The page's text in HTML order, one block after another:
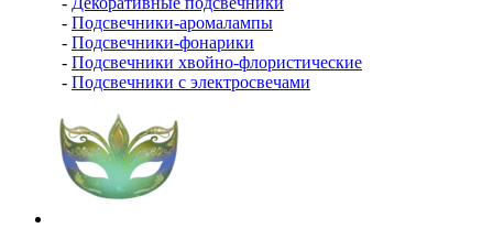
- Подсвечники-аромалампы
- Подсвечники-фонарики
- Подсвечники хвойно-флористические
- Подсвечники с электросвечами